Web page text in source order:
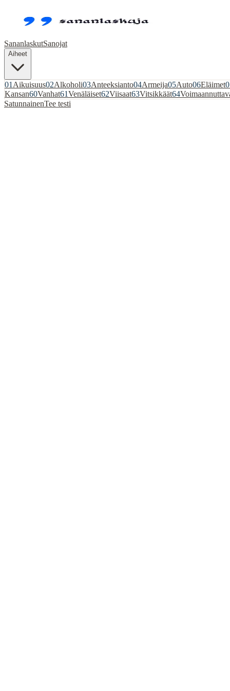
SananlaskutSanojat
Aiheet
01 Aikuisuus02Alkoholi03Anteeksianto04Armeija05Auto06Eläimet
Kansan60Vanhat61Venäläiset62Viisaat63Vitsikkäät64
SatunnainenTee testi